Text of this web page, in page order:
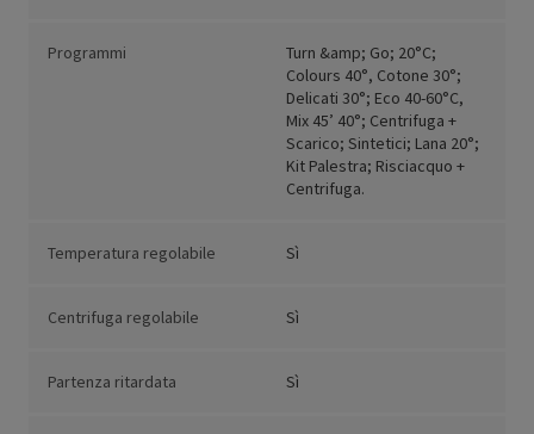
Programmi
Turn &amp; Go; 20°C;
Colours 40°, Cotone 30°;
Delicati 30°; Eco 40-60°C,
Mix 45’ 40°; Centrifuga +
Scarico; Sintetici; Lana 20°;
Kit Palestra; Risciacquo +
Centrifuga.
Temperatura regolabile Sì
Centrifuga regolabile Sì
Partenza ritardata Sì